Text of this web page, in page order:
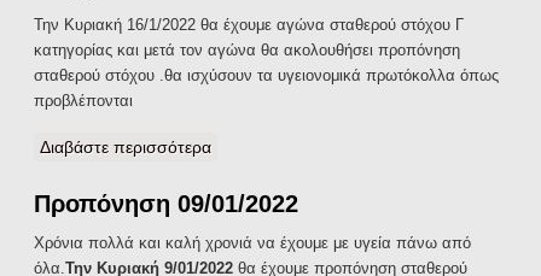
Την Κυριακή 16/1/2022 θα έχουμε αγώνα σταθερού στόχου Γ
κατηγορίας και μετά τον αγώνα θα ακολουθήσει προπόνηση
σταθερού στόχου .θα ισχύσουν τα υγειονομικά πρωτόκολλα όπως
προβλέπονται
Διαβάστε περισσότεραγια Αγώνας πιστολίου Γ κατ σταθερού
Προπόνηση 09/01/2022
Χρόνια πολλά και καλή χρονιά να έχουμε με υγεία πάνω από
όλα. Την Κυριακή 9/01/2022 θα έχουμε προπόνηση σταθερού